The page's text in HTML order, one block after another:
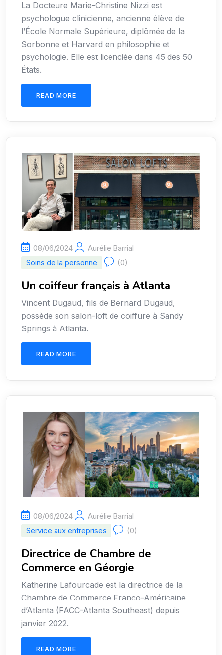
La Docteure Marie-Christine Nizzi est
psychologue clinicienne, ancienne élève de
l’École Normale Supérieure, diplômée de la
Sorbonne et Harvard en philosophie et
psychologie. Elle est licenciée dans 45 des 50
États.
READ MORE
08/06/2024
Aurélie Barrial
Soins de la personne
(0)
Un coiffeur français à Atlanta
Vincent Dugaud, fils de Bernard Dugaud,
possède son salon-loft de coiffure à Sandy
Springs à Atlanta.
READ MORE
08/06/2024
Aurélie Barrial
Service aux entreprises
(0)
Directrice de Chambre de
Commerce en Géorgie
Katherine Lafourcade est la directrice de la
Chambre de Commerce Franco-Américaine
d’Atlanta (FACC-Atlanta Southeast) depuis
janvier 2022.
READ MORE